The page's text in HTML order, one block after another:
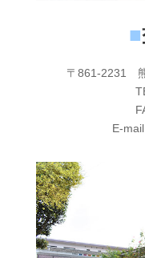
■
〒861-2231
E-